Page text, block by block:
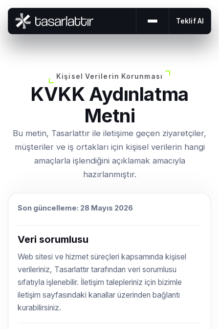
Menüyü aç veya
Teklif Al
Kişisel Verilerin Korunması
KVKK Aydınlatma
Metni
Bu metin, Tasarlattır ile iletişime geçen ziyaretçiler,
müşteriler ve iş ortakları için kişisel verilerin hangi
amaçlarla işlendiğini açıklamak amacıyla
hazırlanmıştır.
Son güncelleme: 28 Mayıs 2026
Veri sorumlusu
Web sitesi ve hizmet süreçleri kapsamında kişisel
verileriniz, Tasarlattır tarafından veri sorumlusu
sıfatıyla işlenebilir. İletişim talepleriniz için bizimle
iletişim sayfasındaki kanallar üzerinden bağlantı
kurabilirsiniz.